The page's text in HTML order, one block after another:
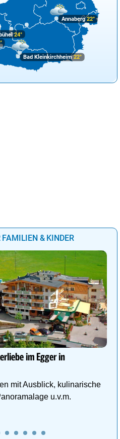
Bad Kleinkirchheim22°
Annaberg22°
24°
FAMILIEN & KINDER
im Egger in
mit Ausblick, kulinarische
u.v.m.